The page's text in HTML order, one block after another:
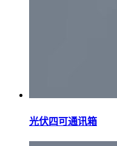
光伏四可通讯箱